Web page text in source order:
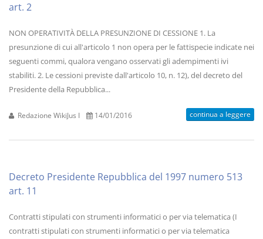
art. 2
NON OPERATIVITÀ DELLA PRESUNZIONE DI CESSIONE 1. La
presunzione di cui all'articolo 1 non opera per le fattispecie indicate nei
seguenti commi, qualora vengano osservati gli adempimenti ivi
stabiliti. 2. Le cessioni previste dall'articolo 10, n. 12), del decreto del
Presidente della Repubblica...
Redazione WikiJus I 14/01/2016 continua a leggere
Decreto Presidente Repubblica del 1997 numero 513
art. 11
Contratti stipulati con strumenti informatici o per via telematica (I
contratti stipulati con strumenti informatici o per via telematica